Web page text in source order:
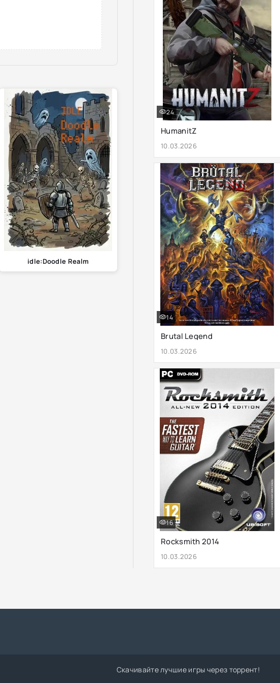
idle:Doodle Realm
HumanitZ
10.03.2026
24
Brutal Legend
10.03.2026
14
Rocksmith 2014
10.03.2026
16
Скачивайте лучшие игры через торрент!